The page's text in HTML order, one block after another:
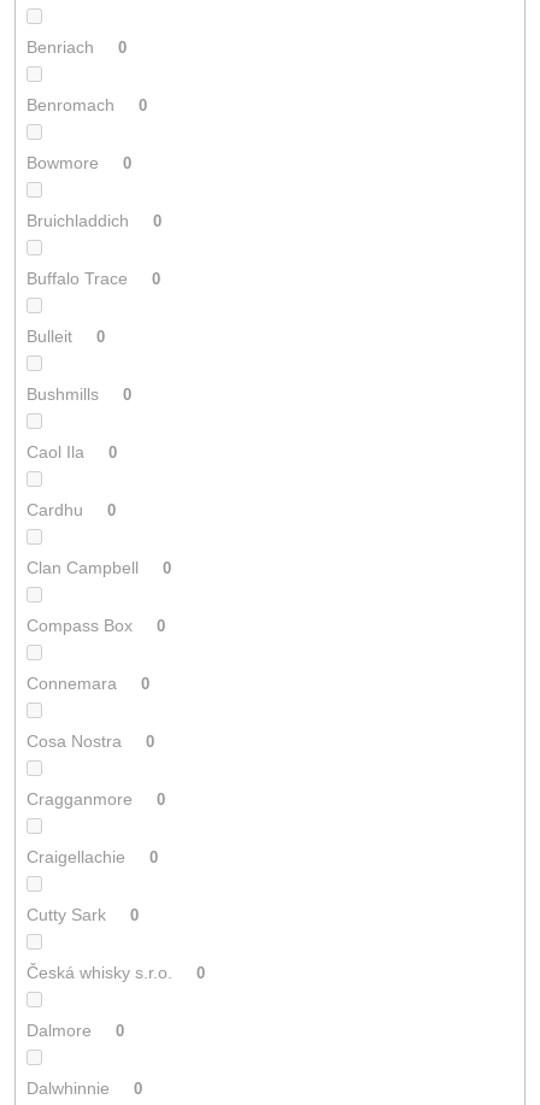
Benriach 0
Benromach 0
Bowmore 0
Bruichladdich 0
Buffalo Trace 0
Bulleit 0
Bushmills 0
Caol Ila 0
Cardhu 0
Clan Campbell 0
Compass Box 0
Connemara 0
Cosa Nostra 0
Cragganmore 0
Craigellachie 0
Cutty Sark 0
Česká whisky s.r.o. 0
Dalmore 0
Dalwhinnie 0